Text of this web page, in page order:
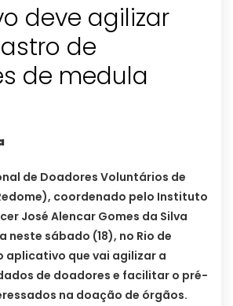
deve agilizar
de
de medula
de Doadores Voluntários de
coordenado pelo Instituto
José Alencar Gomes da Silva
neste sábado (18), no Rio de
aplicativo que vai agilizar a
de doadores e facilitar o pré-
na doação de órgãos.